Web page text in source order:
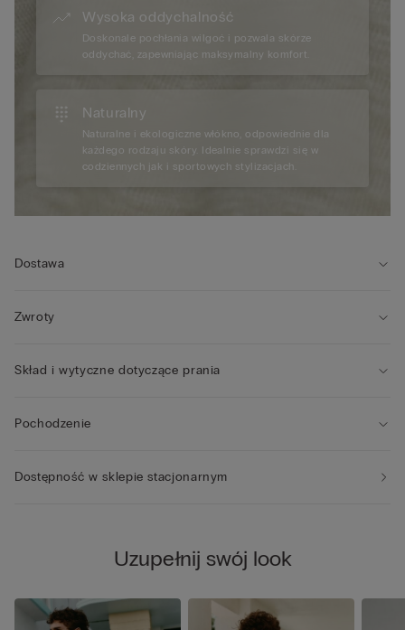
Wysoka oddychalność
Doskonale pochłania wilgoć i pozwala skórze
oddychać, zapewniając maksymalny komfort.
Naturalny
Naturalne i ekologiczne włókno, odpowiednie dla
każdego rodzaju skóry. Idealnie sprawdzi się w
codziennych jak i sportowych stylizacjach.
Dostawa
Zwroty
Skład i wytyczne dotyczące prania
Pochodzenie
Dostępność w sklepie stacjonarnym
Uzupełnij swój look